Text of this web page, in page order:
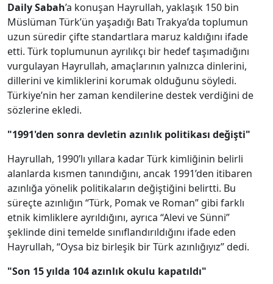
Daily Sabah’a konuşan Hayrullah, yaklaşık 150 bin
Müslüman Türk’ün yaşadığı Batı Trakya’da toplumun
uzun süredir çifte standartlara maruz kaldığını ifade
etti. Türk toplumunun ayrılıkçı bir hedef taşımadığını
vurgulayan Hayrullah, amaçlarının yalnızca dinlerini,
dillerini ve kimliklerini korumak olduğunu söyledi.
Türkiye’nin her zaman kendilerine destek verdiğini de
sözlerine ekledi.
"1991'den sonra devletin azınlık politikası değişti"
Hayrullah, 1990’lı yıllara kadar Türk kimliğinin belirli
alanlarda kısmen tanındığını, ancak 1991’den itibaren
azınlığa yönelik politikaların değiştiğini belirtti. Bu
süreçte azınlığın “Türk, Pomak ve Roman” gibi farklı
etnik kimliklere ayrıldığını, ayrıca “Alevi ve Sünni”
şeklinde dini temelde sınıflandırıldığını ifade eden
Hayrullah, “Oysa biz birleşik bir Türk azınlığıyız” dedi.
"Son 15 yılda 104 azınlık okulu kapatıldı"